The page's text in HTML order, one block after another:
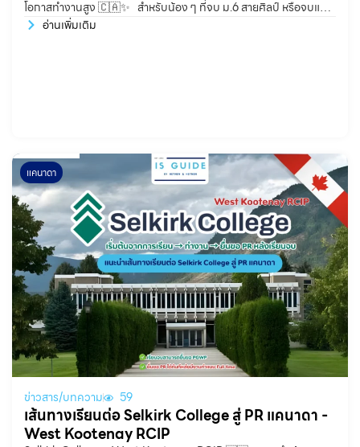
โอกาสทำงานสูง 🇨🇦✨ สำหรับน้อง ๆ ที่จบ ม.6 สายศิลป์ หรือจบแบบ
GED แล้วกำลังมองหาเส้นทางเรียนต่อในประเทศแคนาดา หลายคน
อ่านเพิ่มเติม
แคนาดา
ข่าวสาร/บทความ 59
เส้นทางเรียนต่อ Selkirk College สู่ PR แคนาดา -
West Kootenay RCIP